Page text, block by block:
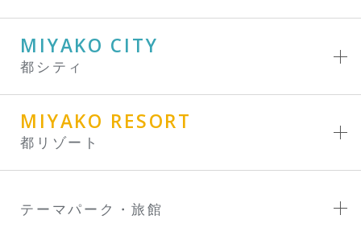
MIYAKO CITY
都シティ
MIYAKO RESORT
都リゾート
テーマパーク・旅館